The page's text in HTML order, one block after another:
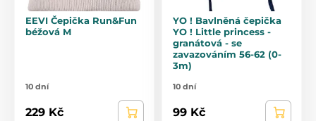
EEVI Čepička Run&Fun
béžová M
10 dní
229 Kč
YO ! Bavlněná čepička
YO ! Little princess -
granátová - se
zavazováním 56-62 (0-
3m)
10 dní
99 Kč